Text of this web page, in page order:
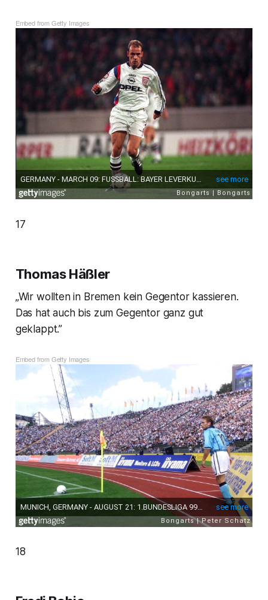
Embed from Getty Images
17
Thomas Häßler
„Wir wollten in Bremen kein Gegentor kassieren.
Das hat auch bis zum Gegentor ganz gut
geklappt.”
Embed from Getty Images
18